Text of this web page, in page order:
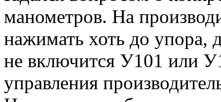
манометров. На
нажимать хоть до упора,
не включится У101 или
управления